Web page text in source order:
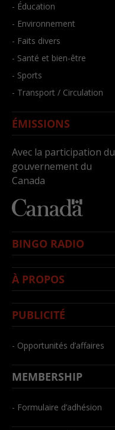
- Éducation
- Environnement
- Faits divers
- Santé et bien-être
- Sports
- Transport / Circulation
ÉMISSIONS
Avec la participation du
gouvernement du
Canada
BINGO RADIO
À PROPOS
PUBLICITÉ
- Opportunités d’affaires
MEMBERSHIP
- Formulaire d’adhésion